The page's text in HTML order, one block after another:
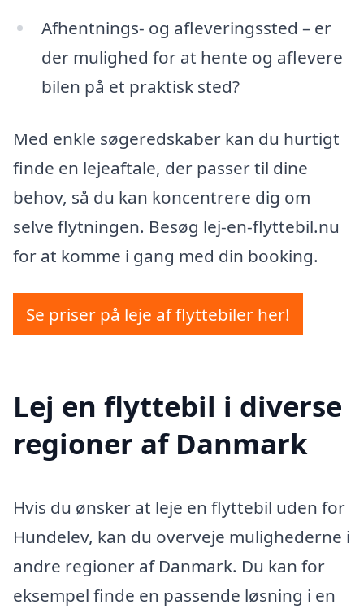
Afhentnings- og afleveringssted – er
der mulighed for at hente og aflevere
bilen på et praktisk sted?
Med enkle søgeredskaber kan du hurtigt
finde en lejeaftale, der passer til dine
behov, så du kan koncentrere dig om
selve flytningen. Besøg lej-en-flyttebil.nu
for at komme i gang med din booking.
Se priser på leje af flyttebiler her!
Lej en flyttebil i diverse
regioner af Danmark
Hvis du ønsker at leje en flyttebil uden for
Hundelev, kan du overveje mulighederne i
andre regioner af Danmark. Du kan for
eksempel finde en passende løsning i en